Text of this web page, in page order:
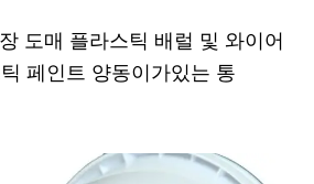
도매 플라스틱 배럴 및 와이어
페인트 양동이가있는 통